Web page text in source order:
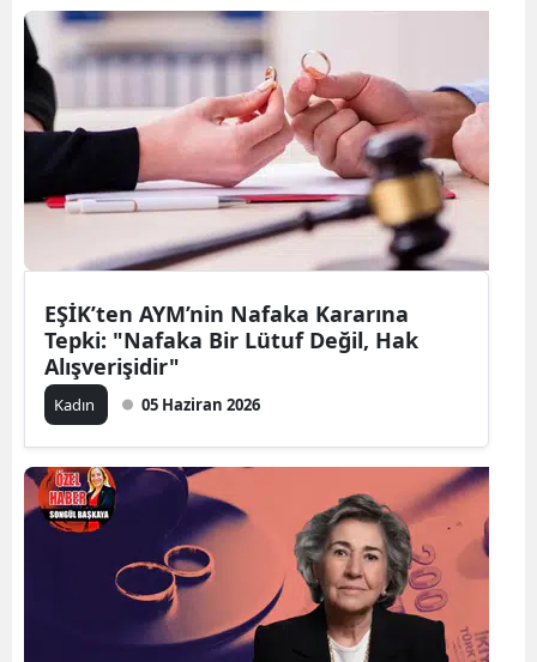
EŞİK’ten AYM’nin Nafaka Kararına
Tepki: "Nafaka Bir Lütuf Değil, Hak
Alışverişidir"
Kadın 05 Haziran 2026